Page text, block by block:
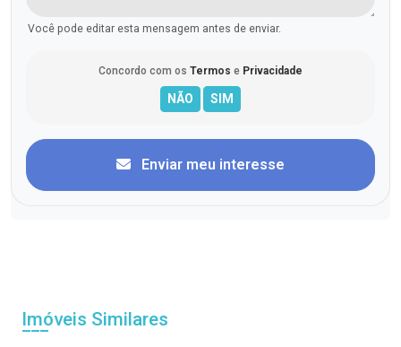
Você pode editar esta mensagem antes de enviar.
Concordo com os Termos e Privacidade
Enviar meu interesse
Imóveis Similares